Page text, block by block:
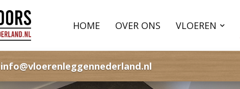
HOME OVER ONS VLOEREN
info@vloerenleggennederland.nl